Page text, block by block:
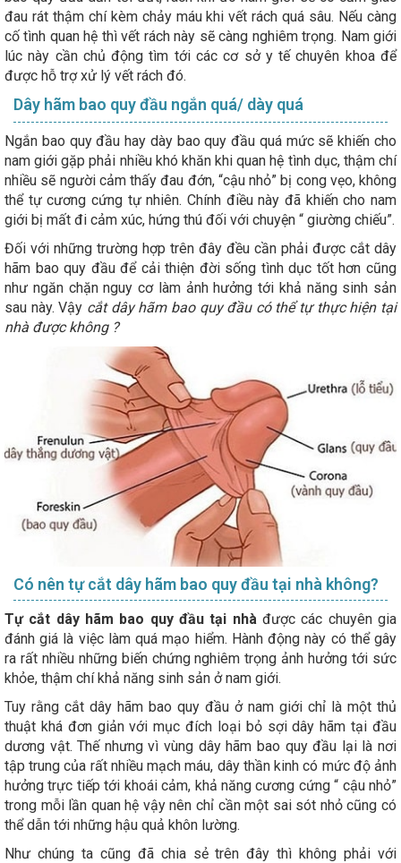
đau rát thậm chí kèm chảy máu khi vết rách quá sâu. Nếu càng
cố tình quan hệ thì vết rách này sẽ càng nghiêm trọng. Nam giới
lúc này cần chủ động tìm tới các cơ sở y tế chuyên khoa để
được hỗ trợ xử lý vết rách đó.
Dây hãm bao quy đầu ngắn quá/ dày quá
Ngắn bao quy đầu hay dày bao quy đầu quá mức sẽ khiến cho
nam giới gặp phải nhiều khó khăn khi quan hệ tình dục, thậm chí
nhiều sẽ người cảm thấy đau đớn, “cậu nhỏ” bị cong vẹo, không
thể tự cương cứng tự nhiên. Chính điều này đã khiến cho nam
giới bị mất đi cảm xúc, hứng thú đối với chuyện “ giường chiếu”.
Đối với những trường hợp trên đây đều cần phải được cắt dây
hãm bao quy đầu để cải thiện đời sống tình dục tốt hơn cũng
như ngăn chặn nguy cơ làm ảnh hưởng tới khả năng sinh sản
sau này. Vậy cắt dây hãm bao quy đầu có thể tự thực hiện tại
nhà được không ?
Có nên tự cắt dây hãm bao quy đầu tại nhà không?
Tự cắt dây hãm bao quy đầu tại nhà được các chuyên gia
đánh giá là việc làm quá mạo hiểm. Hành động này có thể gây
ra rất nhiều những biến chứng nghiêm trọng ảnh hưởng tới sức
khỏe, thậm chí khả năng sinh sản ở nam giới.
Tuy rằng cắt dây hãm bao quy đầu ở nam giới chỉ là một thủ
thuật khá đơn giản với mục đích loại bỏ sợi dây hãm tại đầu
dương vật. Thế nhưng vì vùng dây hãm bao quy đầu lại là nơi
tập trung của rất nhiều mạch máu, dây thần kinh có mức độ ảnh
hưởng trực tiếp tới khoái cảm, khả năng cương cứng “ cậu nhỏ”
trong mỗi lần quan hệ vậy nên chỉ cần một sai sót nhỏ cũng có
thể dẫn tới những hậu quả khôn lường.
Như chúng ta cũng đã chia sẻ trên đây thì không phải với